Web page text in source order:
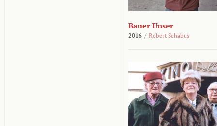
Bauer Unser
2016 / Robert Schabus